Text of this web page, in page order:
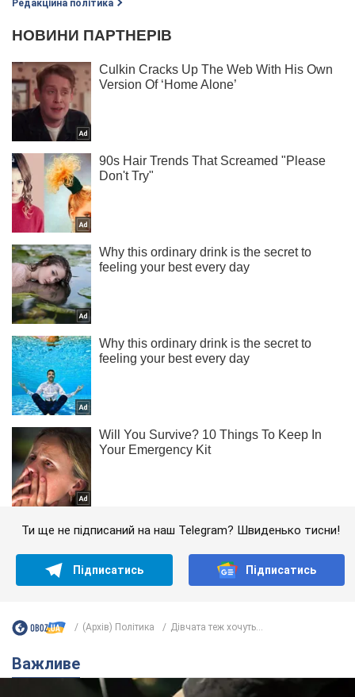
Редакційна політика
Ти ще не підписаний на наш Telegram? Швиденько тисни!
Підписатись Підписатись
(Архів) Політика Дівчата теж хочуть...
Важливе